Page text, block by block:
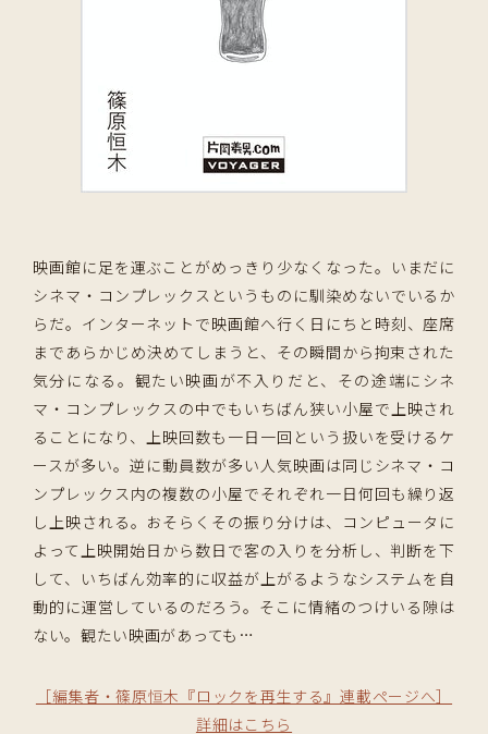
映画館に足を運ぶことがめっきり少なくなった。いまだに
シネマ・コンプレックスというものに馴染めないでいるか
らだ。インターネットで映画館へ行く日にちと時刻、座席
まであらかじめ決めてしまうと、その瞬間から拘束された
気分になる。観たい映画が不入りだと、その途端にシネ
マ・コンプレックスの中でもいちばん狭い小屋で上映され
ることになり、上映回数も一日一回という扱いを受けるケ
ースが多い。逆に動員数が多い人気映画は同じシネマ・コ
ンプレックス内の複数の小屋でそれぞれ一日何回も繰り返
し上映される。おそらくその振り分けは、コンピュータに
よって上映開始日から数日で客の入りを分析し、判断を下
して、いちばん効率的に収益が上がるようなシステムを自
動的に運営しているのだろう。そこに情緒のつけいる隙は
ない。観たい映画があっても …
［編集者・篠原恒木『ロックを再生する』連載ページへ］
詳細はこちら